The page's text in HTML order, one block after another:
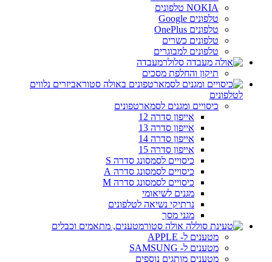
NOKIA טלפונים
טלפונים Google
טלפונים OnePlus
טלפונים כשרים
טלפונים למבוגרים
מעבדה
תיקון והחלפת מסכים
אביזרים נלווים
לטלפונים
כיסויים ומגנים לסמארטפונים
אייפון סדרה 12
אייפון סדרה 13
אייפון סדרה 14
אייפון סדרה 15
כיסויים לסמסונג סדרה S
כיסויים לסמסונג סדרה A
כיסויים לסמסונג סדרה M
מגנים לשיאומי
נרתיקי נשיאה לטלפונים
מגני מסך
מטענים, מתאמים וכבלים
מטענים ל- APPLE
מטענים ל- SAMSUNG
מטענים מותגים נוספים